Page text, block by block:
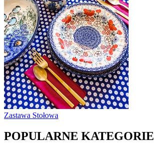
Zastawa Stołowa
POPULARNE KATEGORIE